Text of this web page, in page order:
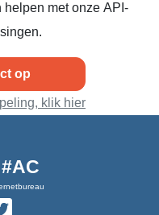
met onze API-
op
klik hier
#AC